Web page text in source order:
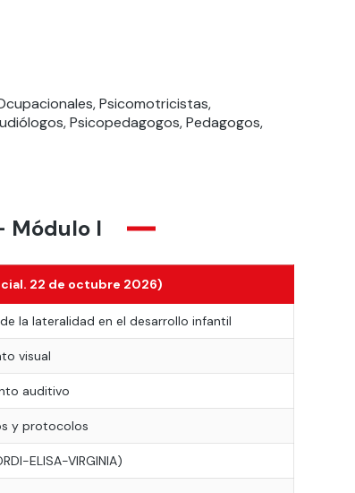
Psicomotricistas,
Psicopedagogos, Pedagogos,
Módulo I
22 de octubre 2026)
la lateralidad en el desarrollo infantil
visual
auditivo
y protocolos
ELISA-VIRGINIA)